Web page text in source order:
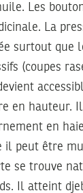
Les
La
surtout que
(coupes
en hauteur.
en
il peut être
se trouve
Il atteint